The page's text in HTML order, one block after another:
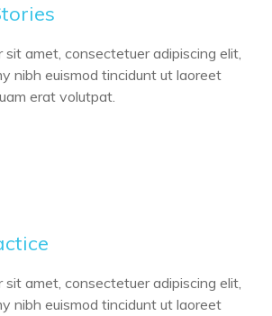
sit amet, consectetuer adipiscing elit,
nibh euismod tincidunt ut laoreet
erat volutpat.
sit amet, consectetuer adipiscing elit,
nibh euismod tincidunt ut laoreet